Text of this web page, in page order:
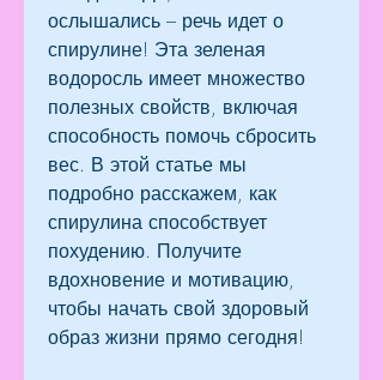
ослышались – речь идет о
спирулине! Эта зеленая
водоросль имеет множество
полезных свойств, включая
способность помочь сбросить
вес. В этой статье мы
подробно расскажем, как
спирулина способствует
похудению. Получите
вдохновение и мотивацию,
чтобы начать свой здоровый
образ жизни прямо сегодня!